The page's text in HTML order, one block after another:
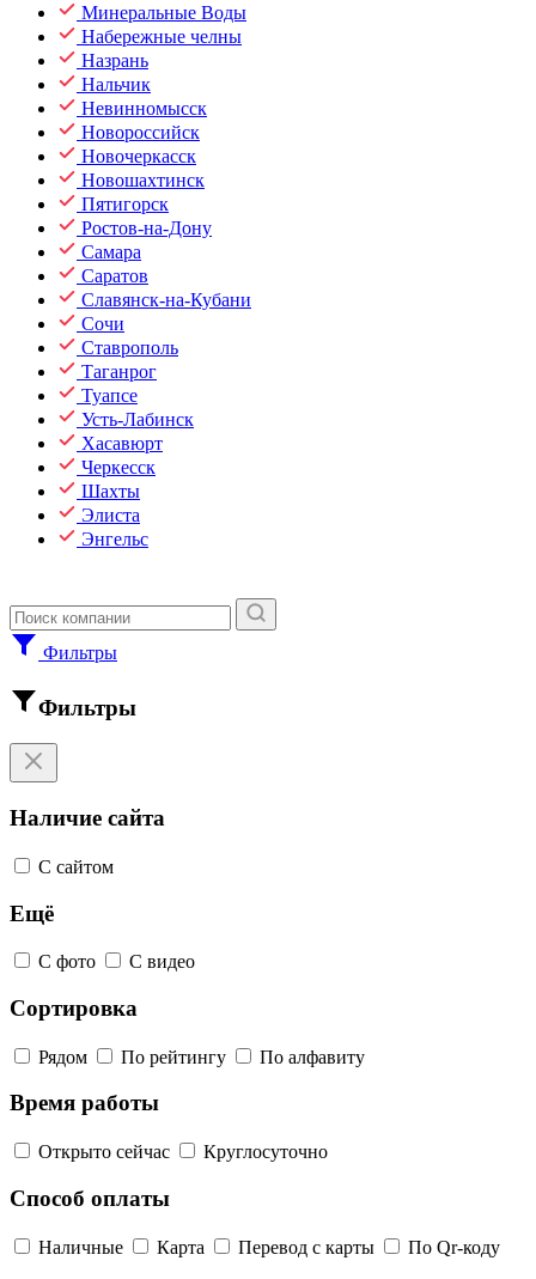
Минеральные Воды
Набережные челны
Назрань
Нальчик
Невинномысск
Новороссийск
Новочеркасск
Новошахтинск
Пятигорск
Ростов-на-Дону
Самара
Саратов
Славянск-на-Кубани
Сочи
Ставрополь
Таганрог
Туапсе
Усть-Лабинск
Хасавюрт
Черкесск
Шахты
Элиста
Энгельс
Фильтры
Фильтры
Наличие сайта
С сайтом
Ещё
С фото С видео
Сортировка
Рядом По рейтингу По алфавиту
Время работы
Открыто сейчас Круглосуточно
Способ оплаты
Наличные Карта Перевод с карты По Qr-коду